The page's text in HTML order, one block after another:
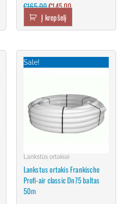
€165.00€145.00
Į krepšelį
Sale!
Lankstūs ortakiai
Lankstus ortakis Frankische
Profi-air classic Dn75 baltas
50m
Original Current